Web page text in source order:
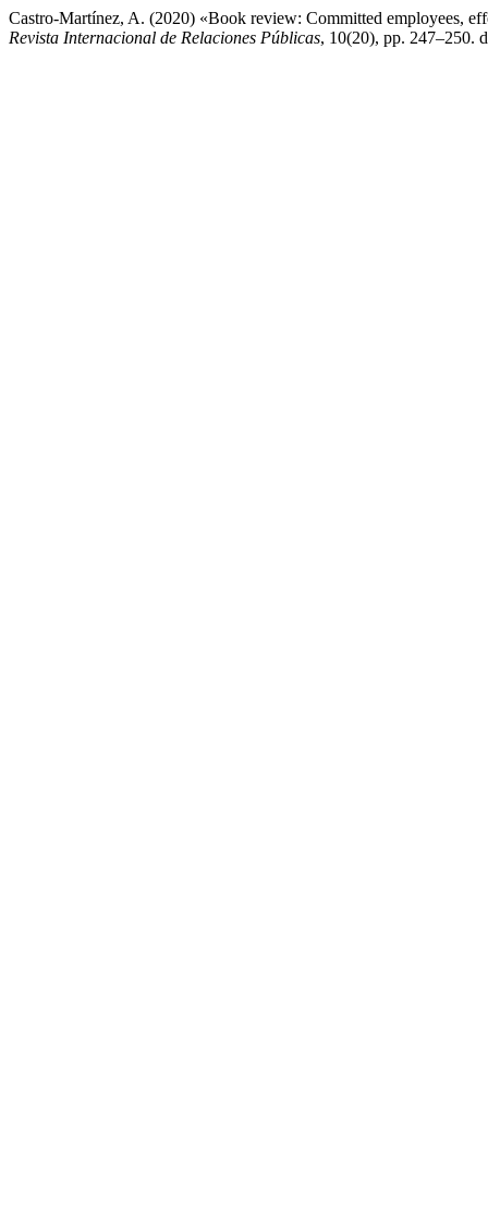
Castro-Martínez, A. (2020) «Book review: Committed employees,
Revista Internacional de Relaciones Públicas, 10(20), pp. 247–250.